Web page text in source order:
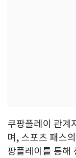
쿠팡플레이 관계
며, 스포츠 패스
팡플레이를 통해